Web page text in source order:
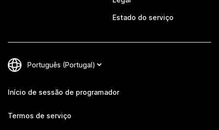
Estado do serviço
Início de sessão de programador
Termos de serviço